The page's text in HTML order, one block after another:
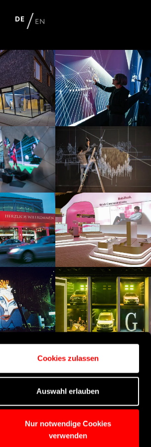
Cookies zulassen
Auswahl erlauben
Nur notwendige Cookies
verwenden
DE EN